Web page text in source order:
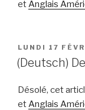
etAnglais
PUBLIÉ
LE
LUNDI 17
(Deutsch)
Désolé, cet
etAnglais